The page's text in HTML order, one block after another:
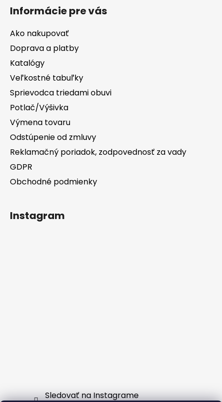
Informácie pre vás
Ako nakupovať
Doprava a platby
Katalógy
Veľkostné tabuľky
Sprievodca triedami obuvi
Potlač/Výšivka
Výmena tovaru
Odstúpenie od zmluvy
Reklamačný poriadok, zodpovednosť za vady
GDPR
Obchodné podmienky
Instagram
Sledovať na Instagrame